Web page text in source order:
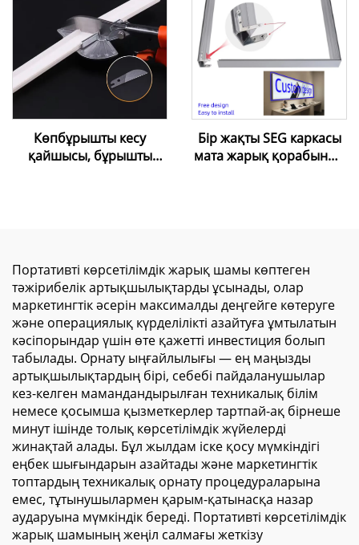
Көпбұрышты кесу
қайшысы, бұрышты
Бір жақты SEG каркасы
мата жарық қорабының
Портативті көрсетілімдік жарық шамы көптеген
тәжірибелік артықшылықтарды ұсынады, олар
маркетингтік әсерін максималды деңгейге көтеруге
және операциялық күрделілікті азайтуға ұмтылатын
кәсіпорындар үшін өте қажетті инвестиция болып
табылады. Орнату ыңғайлылығы — ең маңызды
артықшылықтардың бірі, себебі пайдаланушылар
кез-келген мамандандырылған техникалық білім
немесе қосымша қызметкерлер тартпай-ақ бірнеше
минут ішінде толық көрсетілімдік жүйелерді
жинақтай алады. Бұл жылдам іске қосу мүмкіндігі
еңбек шығындарын азайтады және маркетингтік
топтардың техникалық орнату процедураларына
емес, тұтынушылармен қарым-қатынасқа назар
аударуына мүмкіндік береді. Портативті көрсетілімдік
жарық шамының жеңіл салмағы жеткізу